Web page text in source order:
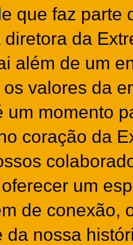
que faz parte
da
além de um
valores da
um momento
coração da
um
de conexão,
da nossa